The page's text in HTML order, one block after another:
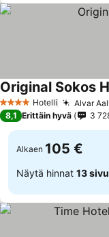
4 Tähtiluokitus
Hotelli Alvar
Original Sokos
8,1 Erittäin hyvä 3
Alkaen 105 €
Näytä hinnat 13